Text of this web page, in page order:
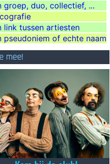
Colors To My Life~ George Strait
which you plugged straight into a
for our age.~ Steve Lukather
That´s rebellion.~ Alice Cooper
that means anything.~ Agneta
Fältskog
groep, duo, collectief, ...
link tussen artiesten
pseudoniem of echte naam
mee!